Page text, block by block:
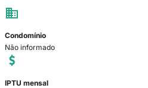
Condomínio
Não informado
IPTU mensal